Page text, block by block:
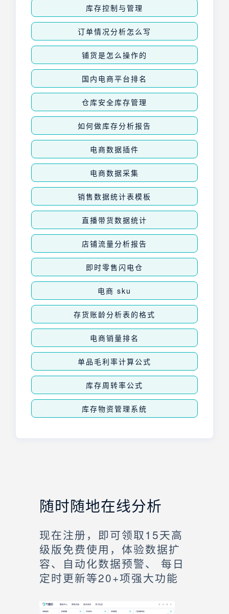
库存控制与管理
订单情况分析怎么写
铺货是怎么操作的
国内电商平台排名
仓库安全库存管理
如何做库存分析报告
电商数据插件
电商数据采集
销售数据统计表模板
直播带货数据统计
店铺流量分析报告
即时零售闪电仓
电商 sku
存货账龄分析表的格式
电商销量排名
单品毛利率计算公式
库存周转率公式
库存物资管理系统
随时随地在线分析
现在注册，即可领取15天高
级版免费使用，体验数据扩
容、自动化数据预警、 每日
定时更新等20+项强大功能